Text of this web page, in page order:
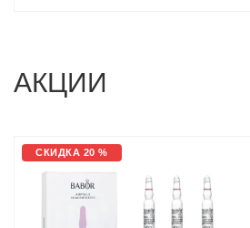
АКЦИИ
СКИДКА 20 %